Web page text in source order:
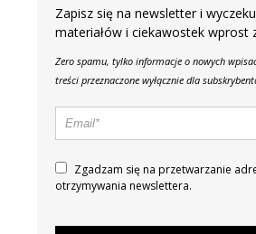
Zapisz się na newsletter i
materiałów i ciekawostek wprost
Zero spamu, tylko informacje o nowych
treści przeznaczone wyłącznie dla
Zgadzam się na prze­twa­rza­nie
otrzy­my­wa­nia new­slet­tera.